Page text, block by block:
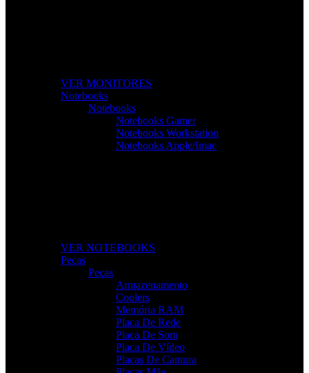
VER MONITORES
Notebooks
Notebooks
Notebooks Gamer
Notebooks Workstation
Notebooks Apple/Imac
VER NOTEBOOKS
Peças
Peças
Armazenamento
Coolers
Memória RAM
Placa De Rede
Placa De Som
Placa De Vídeo
Placas De Captura